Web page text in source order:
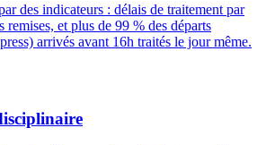
des indicateurs : délais de traitement par
remises, et plus de 99 % des départs
arrivés avant 16h traités le jour même.